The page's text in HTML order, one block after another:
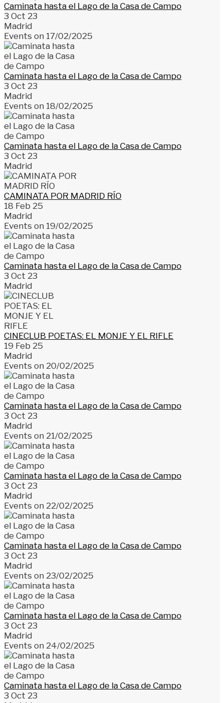
Caminata hasta el Lago de la Casa de Campo
3 Oct 23
Madrid
Events on 17/02/2025
Caminata hasta el Lago de la Casa de Campo
3 Oct 23
Madrid
Events on 18/02/2025
Caminata hasta el Lago de la Casa de Campo
3 Oct 23
Madrid
CAMINATA POR MADRID RÍO
18 Feb 25
Madrid
Events on 19/02/2025
Caminata hasta el Lago de la Casa de Campo
3 Oct 23
Madrid
CINECLUB POETAS: EL MONJE Y EL RIFLE
19 Feb 25
Madrid
Events on 20/02/2025
Caminata hasta el Lago de la Casa de Campo
3 Oct 23
Madrid
Events on 21/02/2025
Caminata hasta el Lago de la Casa de Campo
3 Oct 23
Madrid
Events on 22/02/2025
Caminata hasta el Lago de la Casa de Campo
3 Oct 23
Madrid
Events on 23/02/2025
Caminata hasta el Lago de la Casa de Campo
3 Oct 23
Madrid
Events on 24/02/2025
Caminata hasta el Lago de la Casa de Campo
3 Oct 23